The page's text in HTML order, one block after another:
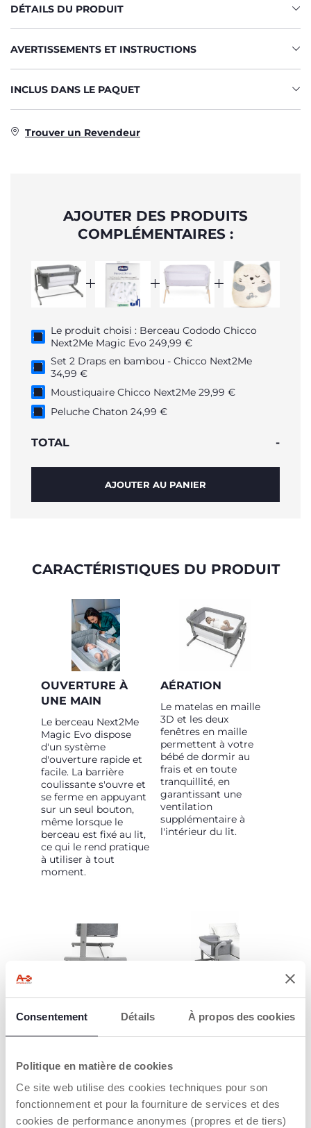
Consentement Détails À propos des cookies
Politique en matière de cookies
Ce site web utilise des cookies techniques pour son
fonctionnement et pour la fourniture de services et des
cookies de performance anonymes (propres et de tiers)
DÉTAILS DU PRODUIT
AVERTISSEMENTS ET INSTRUCTIONS
INCLUS DANS LE PAQUET
Trouver un Revendeur
AJOUTER DES PRODUITS
COMPLÉMENTAIRES :
Le produit choisi : Berceau Cododo Chicco
Next2Me Magic Evo 249,99 €
Set 2 Draps en bambou - Chicco Next2Me
34,99 €
Moustiquaire Chicco Next2Me 29,99 €
Peluche Chaton 24,99 €
TOTAL -
AJOUTER AU PANIER
CARACTÉRISTIQUES DU PRODUIT
OUVERTURE À
UNE MAIN
Le berceau Next2Me
Magic Evo dispose
d'un système
d'ouverture rapide et
facile. La barrière
coulissante s'ouvre et
se ferme en appuyant
sur un seul bouton,
même lorsque le
berceau est fixé au lit,
ce qui le rend pratique
à utiliser à tout
moment.
AÉRATION
Le matelas en maille
3D et les deux
fenêtres en maille
permettent à votre
bébé de dormir au
frais et en toute
tranquillité, en
garantissant une
ventilation
supplémentaire à
l'intérieur du lit.
MANIABILITÉ
Grâce aux 4 roues
la maison et avoir
votre bébé près de
vous à chaque fois
que vous le souhaitez.
COMPATIBLE
AVEC DIFFÉRENTS
Magic Evo est équipé
hauteur pour
s'adapter à différents
types de lits. Les pieds
peuvent être pliés